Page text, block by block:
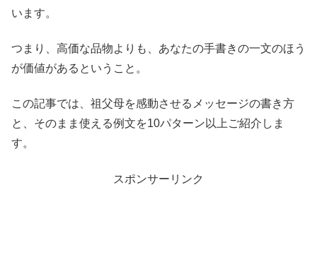
います。
つまり、高価な品物よりも、あなたの手書きの一文のほう
が価値があるということ。
この記事では、祖父母を感動させるメッセージの書き方
と、そのまま使える例文を10パターン以上ご紹介しま
す。
スポンサーリンク